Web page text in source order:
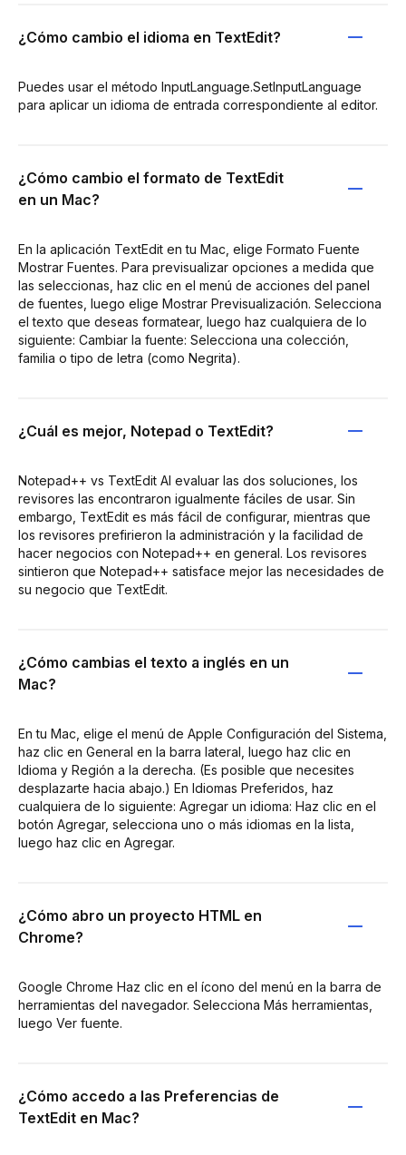
¿Cómo cambio el idioma en TextEdit?
Puedes usar el método InputLanguage.SetInputLanguage
para aplicar un idioma de entrada correspondiente al editor.
¿Cómo cambio el formato de TextEdit
en un Mac?
En la aplicación TextEdit en tu Mac, elige Formato Fuente
Mostrar Fuentes. Para previsualizar opciones a medida que
las seleccionas, haz clic en el menú de acciones del panel
de fuentes, luego elige Mostrar Previsualización. Selecciona
el texto que deseas formatear, luego haz cualquiera de lo
siguiente: Cambiar la fuente: Selecciona una colección,
familia o tipo de letra (como Negrita).
¿Cuál es mejor, Notepad o TextEdit?
Notepad++ vs TextEdit Al evaluar las dos soluciones, los
revisores las encontraron igualmente fáciles de usar. Sin
embargo, TextEdit es más fácil de configurar, mientras que
los revisores prefirieron la administración y la facilidad de
hacer negocios con Notepad++ en general. Los revisores
sintieron que Notepad++ satisface mejor las necesidades de
su negocio que TextEdit.
¿Cómo cambias el texto a inglés en un
Mac?
En tu Mac, elige el menú de Apple Configuración del Sistema,
haz clic en General en la barra lateral, luego haz clic en
Idioma y Región a la derecha. (Es posible que necesites
desplazarte hacia abajo.) En Idiomas Preferidos, haz
cualquiera de lo siguiente: Agregar un idioma: Haz clic en el
botón Agregar, selecciona uno o más idiomas en la lista,
luego haz clic en Agregar.
¿Cómo abro un proyecto HTML en
Chrome?
Google Chrome Haz clic en el ícono del menú en la barra de
herramientas del navegador. Selecciona Más herramientas,
luego Ver fuente.
¿Cómo accedo a las Preferencias de
TextEdit en Mac?